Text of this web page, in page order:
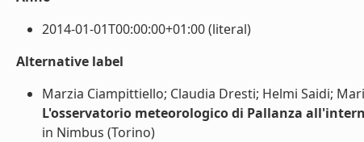
2014-01-01T00:00:00+01:00 (literal)
Alternative label
Marzia Ciampittiello; Claudia Dresti; Helmi Saidi;
L'osservatorio meteorologico di Pallanza
in Nimbus (Torino)